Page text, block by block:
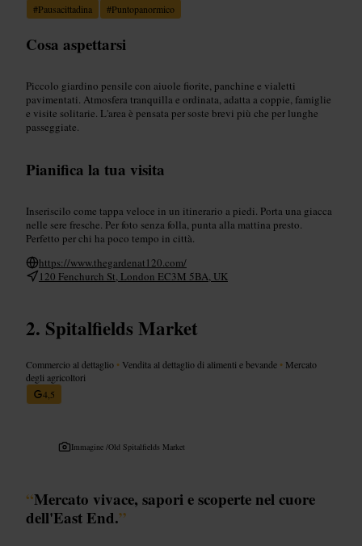
#Pausacittadina #Puntopanormico
Cosa aspettarsi
Piccolo giardino pensile con aiuole fiorite, panchine e vialetti
pavimentati. Atmosfera tranquilla e ordinata, adatta a coppie, famiglie
e visite solitarie. L'area è pensata per soste brevi più che per lunghe
passeggiate.
Pianifica la tua visita
Inseriscilo come tappa veloce in un itinerario a piedi. Porta una giacca
nelle sere fresche. Per foto senza folla, punta alla mattina presto.
Perfetto per chi ha poco tempo in città.
https://www.thegardenat120.com/
120 Fenchurch St, London EC3M 5BA, UK
Spitalfields Market
Commercio al dettaglio • Vendita al dettaglio di alimenti e bevande • Mercato
degli agricoltori
4,5
Immagine /Old Spitalfields Market
“Mercato vivace, sapori e scoperte nel cuore
dell'East End.”